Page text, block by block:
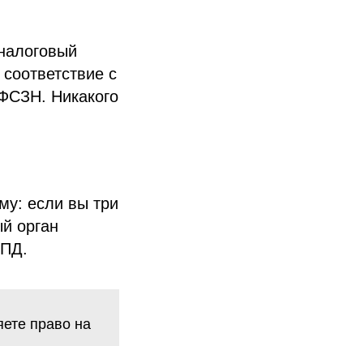
с
Никакого
если вы три
орган
право на